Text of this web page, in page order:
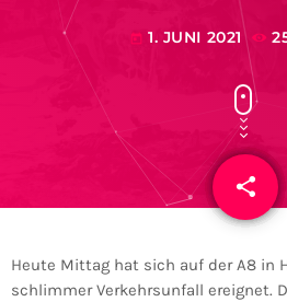
today 1. JUNI 2021
share
email
Heute Mittag hat sich auf der A8 in
schlimmer Verkehrsunfall ereignet.